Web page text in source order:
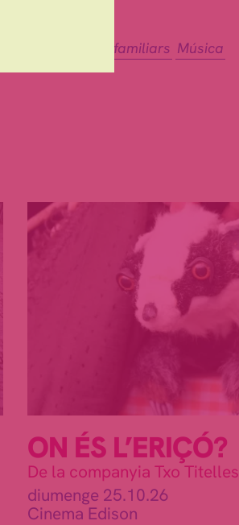
Espectacles familiars Música
ON ÉS L’ERIÇÓ?
De la companyia Txo Titelles
diumenge 25.10.26
Cinema Edison